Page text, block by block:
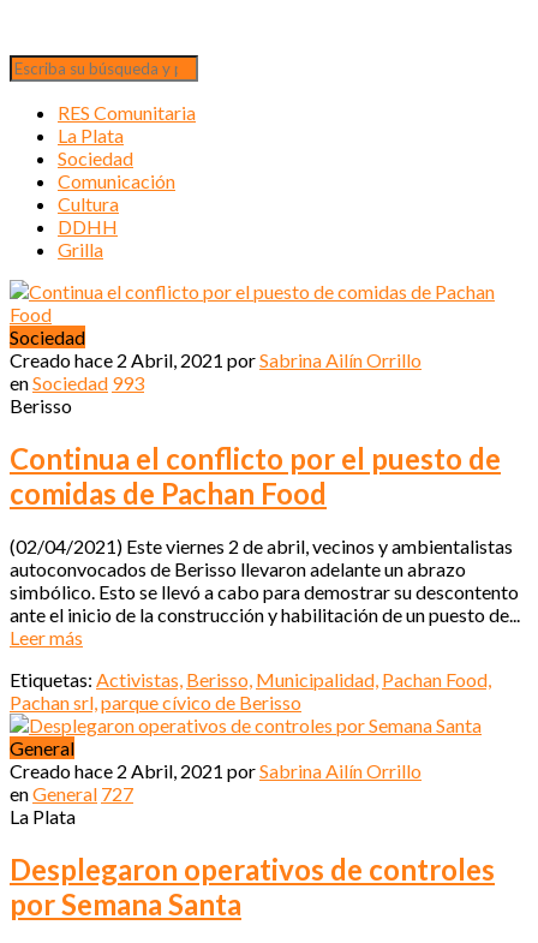
RES Comunitaria
La Plata
Sociedad
Comunicación
Cultura
DDHH
Grilla
Sociedad
Creado hace 2 Abril, 2021 porSabrina Ailín Orrillo
enSociedad 993
Berisso
Continua el conflicto por el puesto de
comidas de Pachan Food
(02/04/2021) Este viernes 2 de abril, vecinos y ambientalistas
autoconvocados de Berisso llevaron adelante un abrazo
simbólico. Esto se llevó a cabo para demostrar su descontento
ante el inicio de la construcción y habilitación de un puesto de...
Leer más
Etiquetas: Activistas, Berisso, Municipalidad, Pachan Food,
Pachan srl,parque cívico de Berisso
General
Creado hace 2 Abril, 2021 porSabrina Ailín Orrillo
enGeneral 727
La Plata
Desplegaron operativos de controles
por Semana Santa